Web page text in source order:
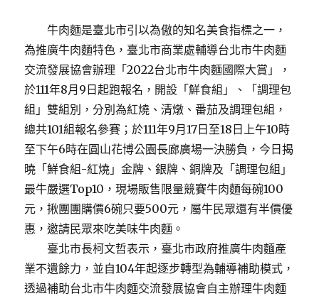
牛肉麵是臺北市引以為傲的知名美食指標之一，
為推廣牛肉麵特色，臺北市商業處輔導台北市牛肉麵
交流發展協會辦理「2022台北市牛肉麵國際大賞」，
於111年8月9日起跑報名，開設「鮮食組」、「調理包
組」雙組別，分別為紅燒、清燉、番茄及調理包組，
總共101組報名參賽；於111年9月17日至18日上午10時
至下午6時在圓山花博公園長廊廣場一決勝負，今日揭
曉「鮮食組-紅燒」金牌、銀牌、銅牌及「調理包組」
最牛嚴選Top10，現場販售限量競賽牛肉麵每碗100
元，揪團團購價6碗只要500元，屬牛民眾還有半價優
惠，邀請民眾來吃美味牛肉麵。
臺北市長柯文哲表示，臺北市政府推廣牛肉麵產
業不遺餘力，並自104年起逐步轉型為輔導補助模式，
透過補助台北市牛肉麵交流發展協會自主辦理牛肉麵